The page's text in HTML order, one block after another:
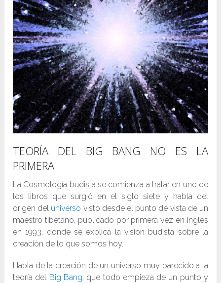
TEORÍA DEL BIG BANG NO ES LA
PRIMERA
La Cosmología budista se comienza a tratar en uno de
los libros que surgió en el siglo siete y habla del
origen del universo visto desde el punto de vista de un
maestro tibetano, publicado por primera vez en ingles
en 1993, donde se explica la visión budista sobre la
creación de lo que somos hoy.
Habla de la creación de un universo muy parecido a la
teoría del Big Bang, que todo empieza de un punto y